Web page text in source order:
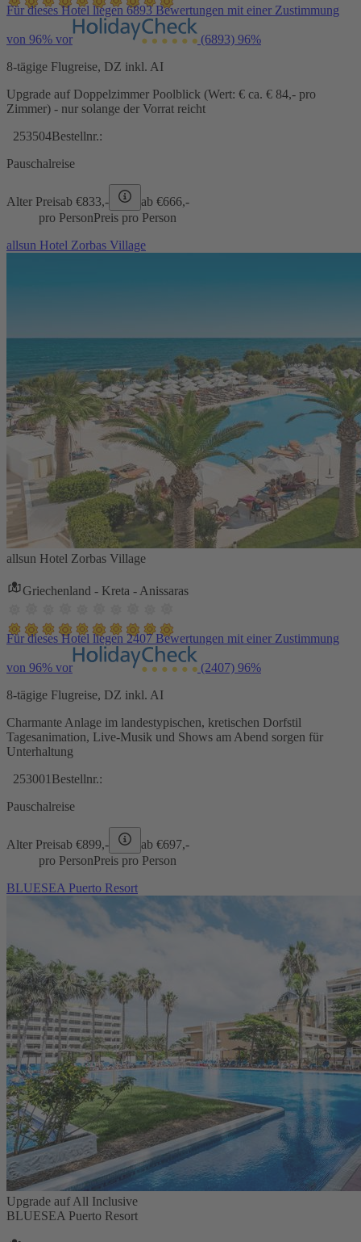
Für dieses Hotel liegen 6893 Bewertungen mit einer Zustimmung
von 96% vor (6893) 96%
8-tägige Flugreise, DZ inkl. AI
Upgrade auf Doppelzimmer Poolblick (Wert: € ca. € 84,- pro
Zimmer) - nur solange der Vorrat reicht
253504Bestellnr.:
Pauschalreise
Alter Preisab €833,- ab €666,-
pro PersonPreis pro Person
allsun Hotel Zorbas Village
allsun Hotel Zorbas Village
Griechenland - Kreta - Anissaras
Für dieses Hotel liegen 2407 Bewertungen mit einer Zustimmung
von 96% vor (2407) 96%
8-tägige Flugreise, DZ inkl. AI
Charmante Anlage im landestypischen, kretischen Dorfstil
Tagesanimation, Live-Musik und Shows am Abend sorgen für
Unterhaltung
253001 Bestellnr.:
Pauschalreise
Alter Preisab €899,- ab €697,-
pro PersonPreis pro Person
BLUESEA Puerto Resort
Upgrade auf All Inclusive
BLUESEA Puerto Resort